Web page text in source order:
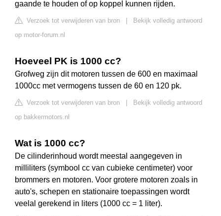
gaande te houden of op koppel kunnen rijden.
Verzoek tot verwijderen van bron
Bekijk volledig antwoord
op motor-forum.nl
Hoeveel PK is 1000 cc?
Grofweg zijn dit motoren tussen de 600 en maximaal
1000cc met vermogens tussen de 60 en 120 pk.
Verzoek tot verwijderen van bron
Bekijk volledig antwoord
op bakkermotors.nl
Wat is 1000 cc?
De cilinderinhoud wordt meestal aangegeven in
milliliters (symbool cc van cubieke centimeter) voor
brommers en motoren. Voor grotere motoren zoals in
auto's, schepen en stationaire toepassingen wordt
veelal gerekend in liters (1000 cc = 1 liter).